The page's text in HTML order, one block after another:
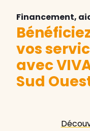
Financement,
vos
avec
Sud